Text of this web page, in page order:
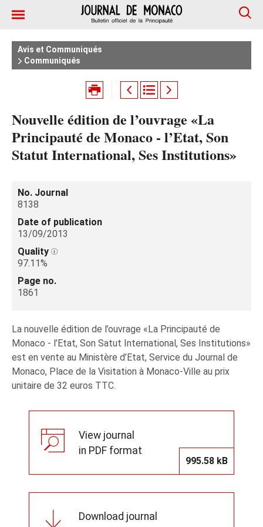
Avis et Communiqués
Communiqués
Nouvelle édition de l’ouvrage «La
Principauté de Monaco - l’Etat, Son
Statut International, Ses Institutions»
No. Journal
8138
Date of publication
13/09/2013
Quality
97.11%
Page no.
1861
La nouvelle édition de l’ouvrage «La Principauté de
Monaco - l’Etat, Son Satut International, Ses Institutions»
est en vente au Ministère d’Etat, Service du Journal de
Monaco, Place de la Visitation à Monaco-Ville au prix
unitaire de 32 euros TTC.
View journal
in PDF format
995.58 kB
Download journal